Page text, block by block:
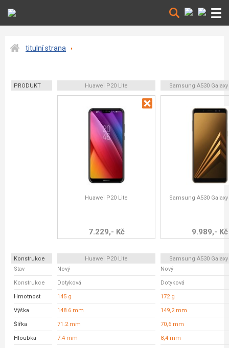
titulní strana
PRODUKT Huawei P20 Lite Samsung A530 Galaxy
Huawei P20 Lite
7.229,- Kč
Samsung A530 Galaxy
9.989,- Kč
Konstrukce Huawei P20 Lite
Samsung A530 Galaxy
Stav
Nový Nový
Konstrukce Dotyková Dotyková
Hmotnost 145 g 172 g
Výška 148.6 mm 149,2 mm
Šířka 71.2 mm 70,6 mm
Hloubka 7.4 mm 8,4 mm